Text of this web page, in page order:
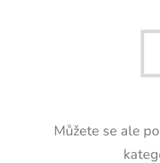
Můžete se ale